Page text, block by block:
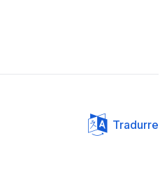
Tradurre